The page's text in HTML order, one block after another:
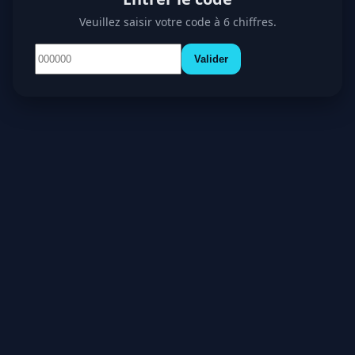
Veuillez saisir votre code à 6 chiffres.
Valider